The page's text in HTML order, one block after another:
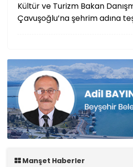
Kültür ve Turizm Bakan
Çavuşoğlu’na şehrim adına
Manşet Haberler